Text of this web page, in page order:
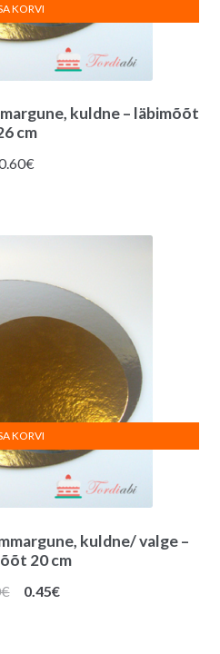
kuldne – läbimõõt
cm
€
KORVI
kuldne/ valge –
20 cm
€
Algne
0.45€Praegune
KORVI